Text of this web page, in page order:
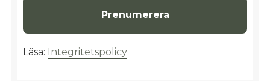
Läsa: Integritetspolicy